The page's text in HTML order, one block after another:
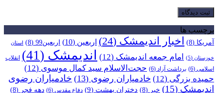
ثبت دیدگاه
برچسب ها
آمریکا (8) اخبار اندیمشک (24) اربعین (10) اربعین99 (8) استان
خوزستان (5) امام جمعه اندیمشک (12) اندیمشک (41)
انقلاب
اسلامی (6) برداشت آزاد (6) حجت‌الاسلام سید کمال موسوی (12)
حمیده بزرگی (12) خادمیاران رضوی (13)
خادمیاران رضوی
اندیمشک (15) خبر (8) دختران بهشت (9) دفاع مقدس (6) دهه فجر (8)